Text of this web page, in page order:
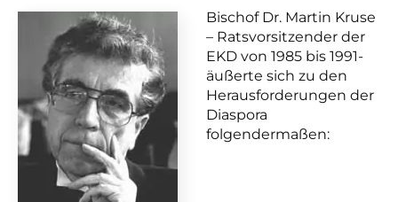
Bischof Dr. Martin Kruse
– Ratsvorsitzender der
EKD von 1985 bis 1991-
äußerte sich zu den
Herausforderungen der
Diaspora
folgendermaßen: